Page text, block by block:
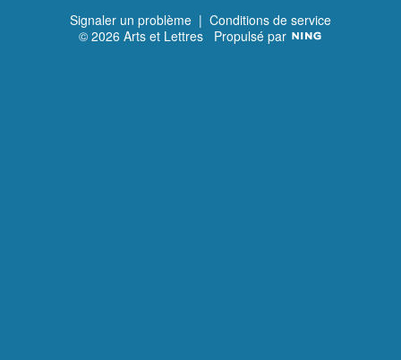
Signaler un problème | Conditions de service
© 2026 Arts et Lettres Propulsé par